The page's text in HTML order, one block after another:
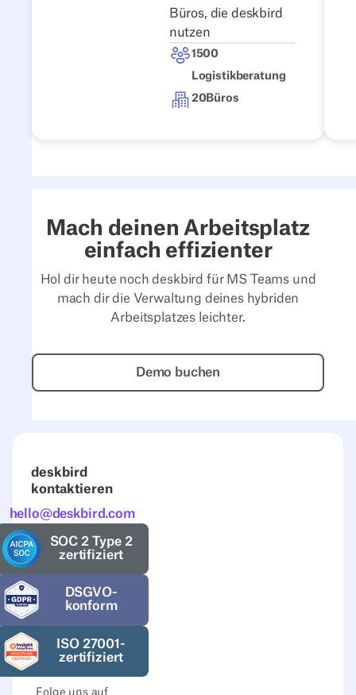
Büros, die deskbird
nutzen
1500
Logistikberatung
20 Büros
Mach deinen Arbeitsplatz
einfach effizienter
Hol dir heute noch deskbird für MS Teams und
mach dir die Verwaltung deines hybriden
Arbeitsplatzes leichter.
Demo buchen
deskbird
kontaktieren
hello@deskbird.com
SOC 2 Type 2
zertifiziert
DSGVO-
konform
ISO 27001-
zertifiziert
Folge uns auf